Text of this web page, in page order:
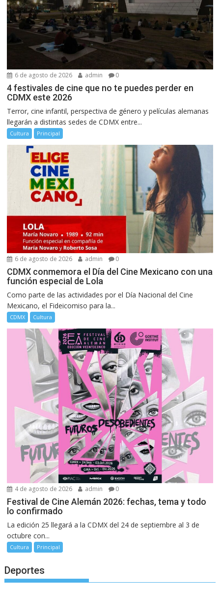
6 de agosto de 2026 admin 0
4 festivales de cine que no te puedes perder en
CDMX este 2026
Terror, cine infantil, perspectiva de género y películas alemanas
llegarán a distintas sedes de CDMX entre...
Cultura Principal
6 de agosto de 2026 admin 0
CDMX conmemora el Día del Cine Mexicano con una
función especial de Lola
Como parte de las actividades por el Día Nacional del Cine
Mexicano, el Fideicomiso para la...
CDMX Cultura
4 de agosto de 2026 admin 0
Festival de Cine Alemán 2026: fechas, tema y todo
lo confirmado
La edición 25 llegará a la CDMX del 24 de septiembre al 3 de
octubre con...
Cultura Principal
Deportes